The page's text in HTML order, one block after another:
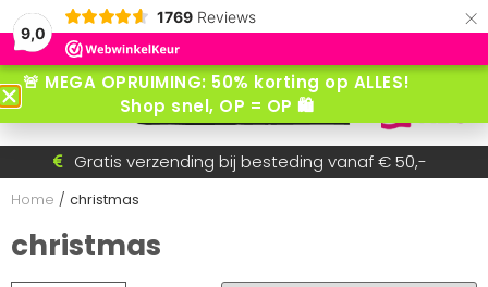
9,0
1769 Reviews ×
Betaal achteraf met AfterPay
Snel wisselende collectie
Gratis verzending bij besteding vanaf € 50,-
Voor 15:30 besteld = dezelfde dag verzonden!
Home / christmas
christmas
🚨 MEGA OPRUIMING: 50% korting op ALLES!
Shop snel, OP = OP 🛍️